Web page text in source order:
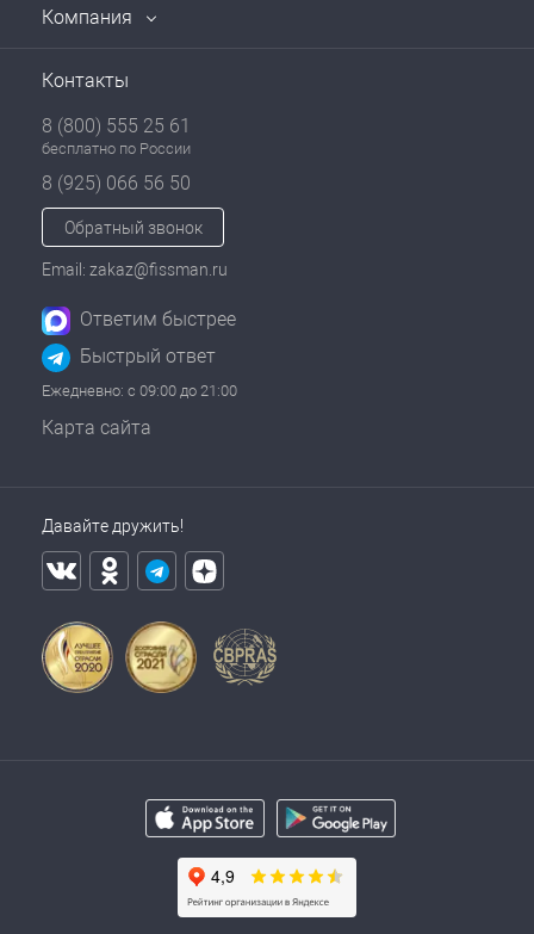
Компания
Контакты
8 (800) 555 25 61
бесплатно по России
8 (925) 066 56 50
Обратный звонок
Email: zakaz@fissman.ru
Ответим быстрее
Быстрый ответ
Ежедневно: с 09:00 до 21:00
Карта сайта
Давайте дружить!